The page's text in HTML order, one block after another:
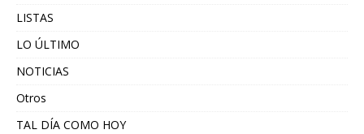
LISTAS
LO ÚLTIMO
NOTICIAS
Otros
TAL DÍA COMO HOY